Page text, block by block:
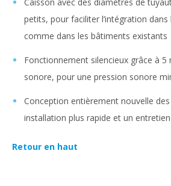
petits, pour faciliter l’intégration
comme dans les bâtiments existants
Fonctionnement silencieux grâce à 5
sonore, pour une pression sonore
Conception entièrement nouvelle
installation plus rapide et un
Retour en haut